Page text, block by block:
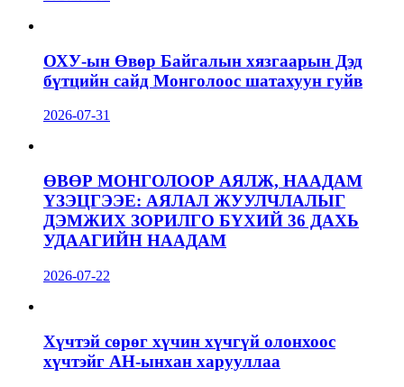
ОХУ-ын Өвөр Байгалын хязгаарын Дэд
бүтцийн сайд Монголоос шатахуун гуйв
2026-07-31
ӨВӨР МОНГОЛООР АЯЛЖ, НААДАМ
ҮЗЭЦГЭЭЕ: АЯЛАЛ ЖУУЛЧЛАЛЫГ
ДЭМЖИХ ЗОРИЛГО БҮХИЙ 36 ДАХЬ
УДААГИЙН НААДАМ
2026-07-22
Хүчтэй сөрөг хүчин хүчгүй олонхоос
хүчтэйг АН-ынхан харууллаа